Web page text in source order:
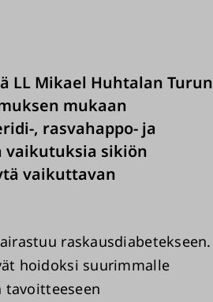
LL Mikael Huhtalan Turun
mukaan
, rasvahappo- ja
vaikutuksia sikiön
vaikuttavan
raskausdiabetekseen.
hoidoksi suurimmalle
tavoitteeseen